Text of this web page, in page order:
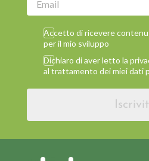
Accetto di ricevere
per il mio sviluppo
Dichiaro di aver letto la
al trattamento dei miei dati